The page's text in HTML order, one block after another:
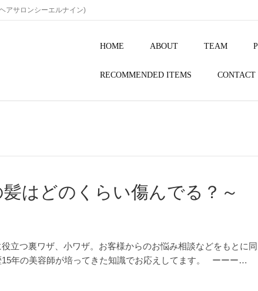
アサロンシーエルナイン)
HOME ABOUT TEAM
RECOMMENDED ITEMS CONTACT
はどのくらい傷んでる？～
立つ裏ワザ、小ワザ。お客様からのお悩み相談などをもとに
年の美容師が培ってきた知識でお応えしてます。 ーーー…